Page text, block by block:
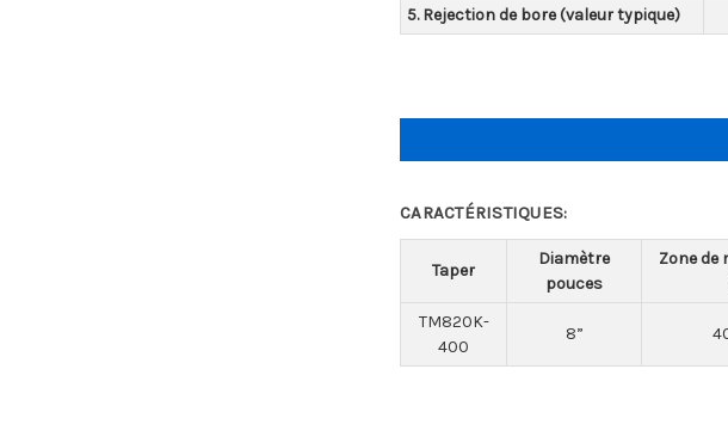
5. Rejection de bore (valeur typique)
CARACTÉRISTIQUES:
Taper
Diamètre
pouces
Zone de
TM820K-
400
8”